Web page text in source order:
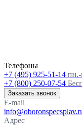
Телефоны
+7 (495) 925-51-14 пн.-
+7 (800) 250-07-54
Заказать звонок
E-mail
Адрес